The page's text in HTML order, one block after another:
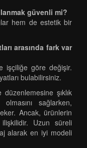
güvenli mi?
hem de estetik bir
arasında fark var
işçiliğe göre değişir.
bulabilirsiniz.
şıklık
sağlarken,
Ancak, ürünlerin
Uzun süreli
alarak en iyi modeli